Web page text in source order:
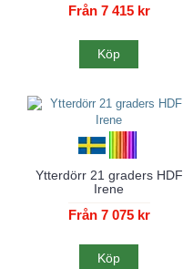
Från 7 415 kr
Köp
Ytterdörr 21 graders HDF
Irene
Från 7 075 kr
Köp